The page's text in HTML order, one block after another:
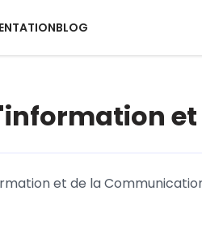
BLOG
et de la